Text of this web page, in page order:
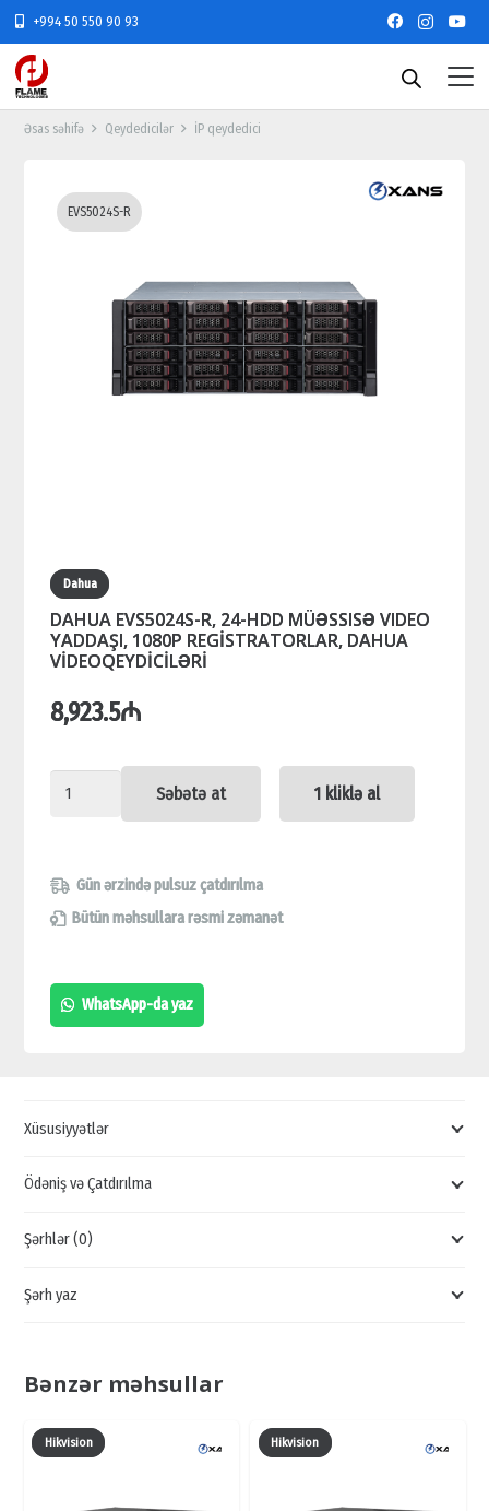
+994 50 550 90 93
Əsas səhifə Qeydedicilər İP qeydedici
EVS5024S-R
Dahua
DAHUA EVS5024S-R, 24-HDD MÜƏSSISƏ VIDEO
YADDAŞI, 1080P REGİSTRATORLAR, DAHUA
VİDEOQEYDİCİLƏRİ
8,923.5₼
DAHUA
24-
HDD
VIDEO
YADDAŞI,
quantity
Səbətə at 1 kliklə al
Gün ərzində pulsuz çatdırılma
Bütün məhsullara rəsmi zəmanət
WhatsApp-da yaz
Xüsusiyyətlər
Ödəniş və Çatdırılma
Şərhlər (0)
Şərh yaz
Bənzər məhsullar
Hikvision Hikvision